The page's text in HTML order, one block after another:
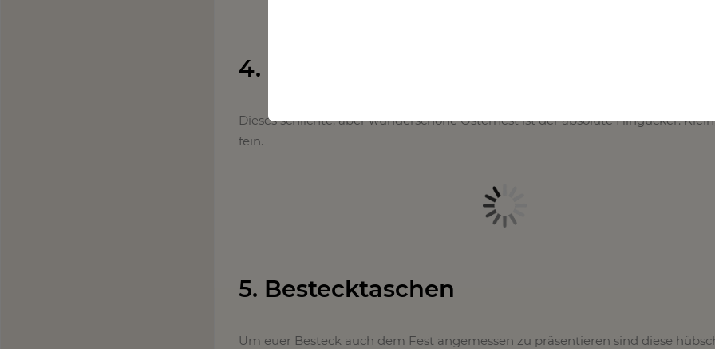
4. Osternest
Dieses schlichte, aber wunderschöne Osternest ist der absolute Hingucker.
fein.
5. Bestecktaschen
Um euer Besteck auch dem Fest angemessen zu präsentieren sind diese